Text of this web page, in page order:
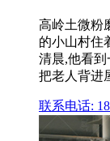
高岭土微粉
的小山村住
清晨,他看
把老人背进
联系电话: